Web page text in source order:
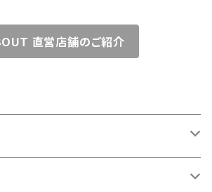
直営店舗のご紹介